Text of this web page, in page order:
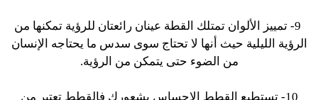
القطة عينان رائعتان للرؤية تمكنها من
الرؤية الليلية حيث أنها لا تحتاج سوى سدس ما يحتاجه الإنسان
من الضوء حتى يتمكن من الرؤية.
10- تستطيع القطط الإحساس بشعورك فالقطط تعتبر من